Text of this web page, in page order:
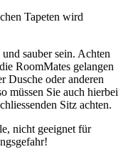
Tapeten wird
sauber sein. Achten
RoomMates gelangen
Dusche oder anderen
müssen Sie auch hierbei
Sitz achten.
nicht geeignet für